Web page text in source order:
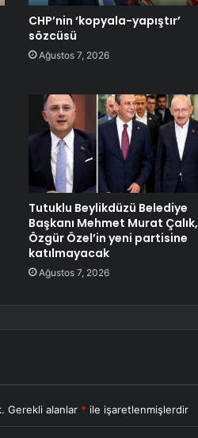
CHP’nin ‘kopyala-yapıştır’
sözcüsü
Ağustos 7, 2026
Tutuklu Beylikdüzü Belediye
Başkanı Mehmet Murat Çalık,
Özgür Özel’in yeni partisine
katılmayacak
Ağustos 7, 2026
Gerekli alanlar * ile işaretlenmişlerdir